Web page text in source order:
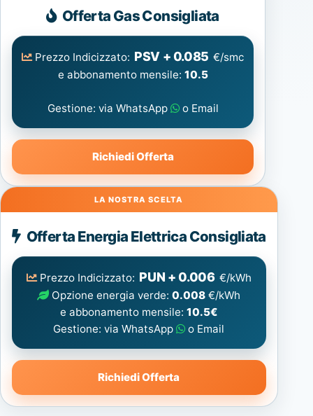
Gas
Offerta Gas Consigliata
Prezzo Indicizzato: PSV + 0.085 €/smc
e abbonamento mensile: 10.5
Gestione: via WhatsApp o Email
Richiedi Offerta
Energia
Elettrica
consigliata
Offerta Energia Elettrica Consigliata
Prezzo Indicizzato: PUN + 0.006 €/kWh
Opzione energia verde:0.008 €/kWh
e abbonamento mensile: 10.5€
Gestione: via WhatsApp
o Email
Richiedi Offerta